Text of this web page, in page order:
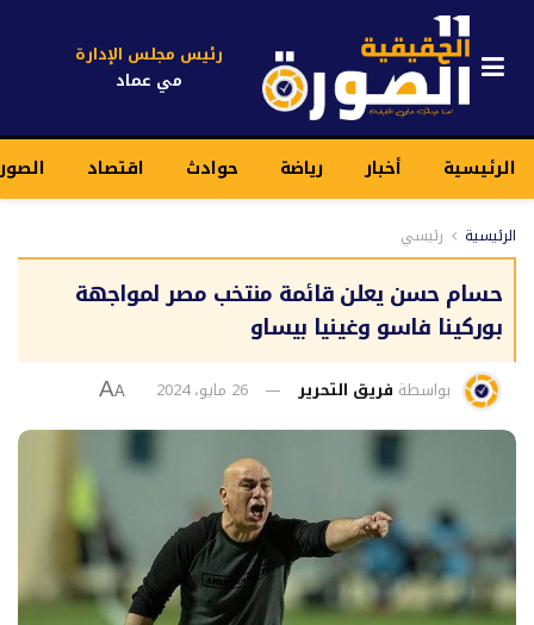
رئيس مجلس الإدارة
مي عماد
الرئيسية أخبار رياضة حوادث اقتصاد
الرئيسية رئيسي
حسام حسن يعلن قائمة منتخب مصر لمواجهة
بوركينا فاسو وغينيا بيساو
بواسطة فريق التحرير 26 مايو، 2024 A
A